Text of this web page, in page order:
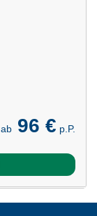
ab 96 € p.P.